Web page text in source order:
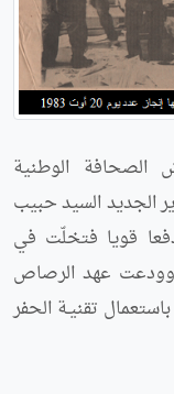
الصحافة الوطنية
الجديد السيد حبيب
أعطاها دفعا قويا فتخلّت في
وودعت عهد الرصاص
تقنيـة الحفر